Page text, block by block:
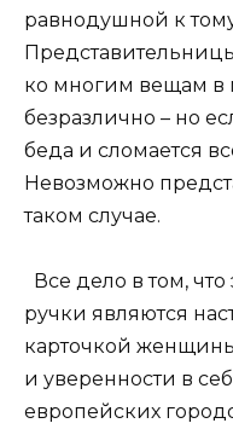
равнодушной к
ко многим вещам в
безразлично – но
беда и сломается
Невозможно
таком случае.
Все дело в том,
ручки являются
карточкой
и уверенности в
европейских